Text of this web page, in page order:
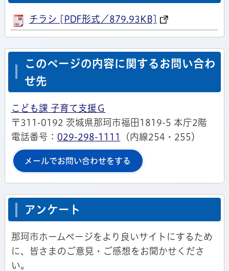
チラシ [PDF形式／879.93KB]
このページの内容に関するお問い合わ
せ先
こども課 子育て支援Ｇ
〒311-0192 茨城県那珂市福田1819-5 本庁2階
電話番号： 029-298-1111 （内線254・255）
メールでお問い合わせをする
アンケート
那珂市ホームページをより良いサイトにするため
に、皆さまのご意見・ご感想をお聞かせくださ
い。